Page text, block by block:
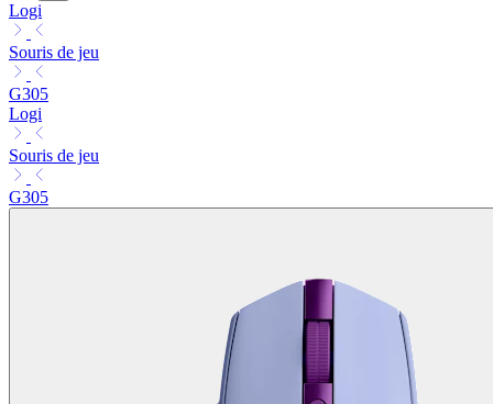
Logi
Souris de jeu
G305
Logi
Souris de jeu
G305